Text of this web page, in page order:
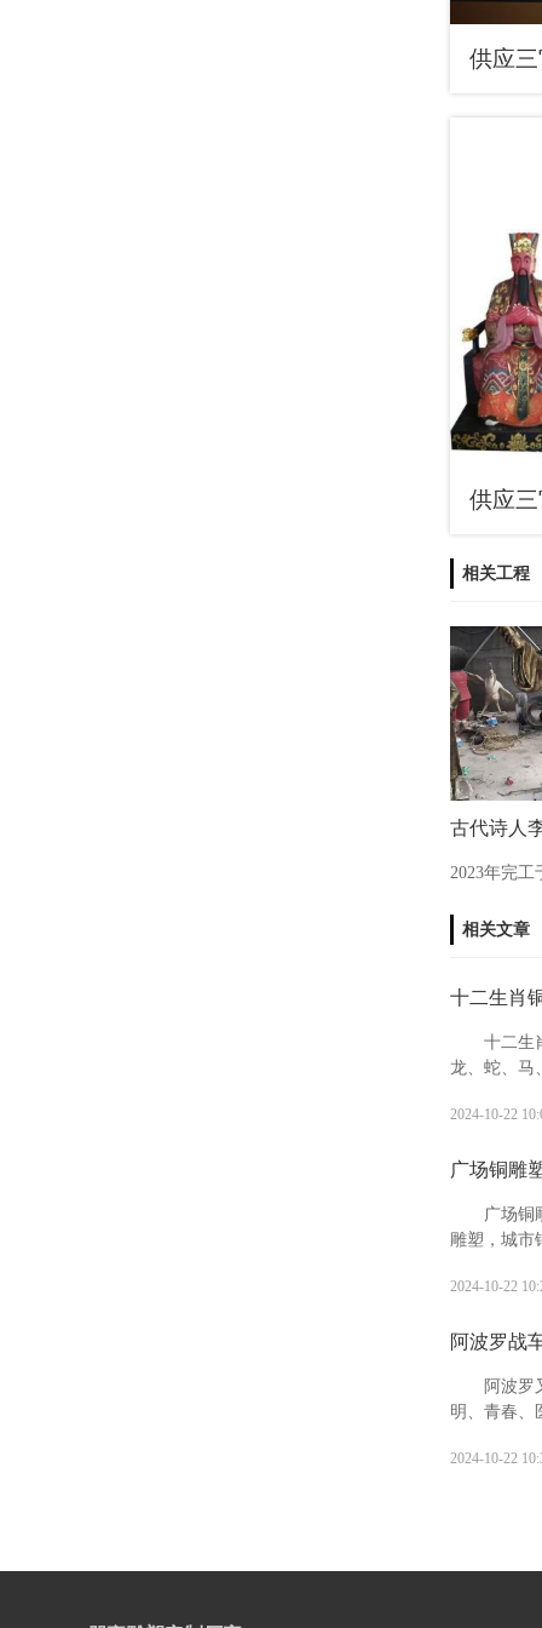
相关工程
古代诗人
2023年完工
相关文章
十二生肖
十二生
龙、蛇、马
孙繁衍，家
2024-10-22
广场铜雕
广场铜
雕塑，城市
2024-10-22
阿波罗战
阿波罗
明、青春、
斯特利亚的
2024-10-22